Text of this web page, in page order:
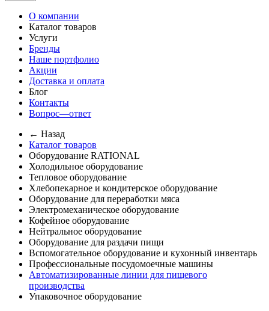
О компании
Каталог товаров
Услуги
Бренды
Наше портфолио
Акции
Доставка и оплата
Блог
Контакты
Вопрос—ответ
← Назад
Каталог товаров
Оборудование RATIONAL
Холодильное оборудование
Тепловое оборудование
Хлебопекарное и кондитерское оборудование
Оборудование для переработки мяса
Электромеханическое оборудование
Кофейное оборудование
Нейтральное оборудование
Оборудование для раздачи пищи
Вспомогательное оборудование и кухонный инвентарь
Профессиональные посудомоечные машины
Автоматизированные линии для пищевого
производства
Упаковочное оборудование